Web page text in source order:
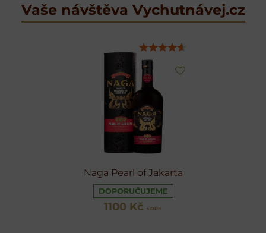
Vaše návštěva Vychutnávej.cz
Naga Pearl of Jakarta
DOPORUČUJEME
1100 Kč s DPH